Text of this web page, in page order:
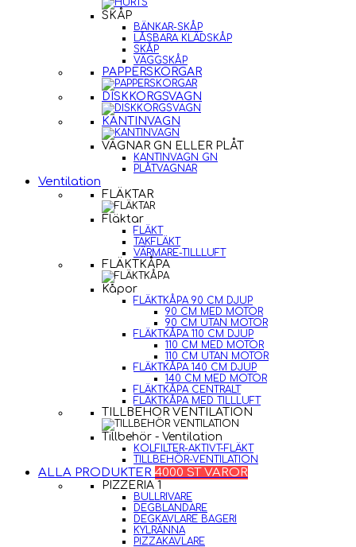
SKÅP
BÄNKAR-SKÅP
LÅSBARA KLÄDSKÅP
SKÅP
VÄGGSKÅP
PAPPERSKORGAR
DISKKORGSVAGN
KANTINVAGN
VAGNAR GN ELLER PLÅT
KANTINVAGN GN
PLÅTVAGNAR
Ventilation
FLÄKTAR
Fläktar
FLÄKT
TAKFLÄKT
VÄRMARE-TILLLUFT
FLÄKTKÅPA
Kåpor
FLÄKTKÅPA 90 CM DJUP
90 CM MED MOTOR
90 CM UTAN MOTOR
FLÄKTKÅPA 110 CM DJUP
110 CM MED MOTOR
110 CM UTAN MOTOR
FLÄKTKÅPA 140 CM DJUP
140 CM MED MOTOR
FLÄKTKÅPA CENTRALT
FLÄKTKÅPA MED TILLLUFT
TILLBEHÖR VENTILATION
Tillbehör - Ventilation
KOLFILTER-AKTIVT-FLÄKT
TILLBEHÖR-VENTILATION
ALLA PRODUKTER 4000 ST VAROR
PIZZERIA 1
BULLRIVARE
DEGBLANDARE
DEGKAVLARE BAGERI
KYLRÄNNA
PIZZAKAVLARE